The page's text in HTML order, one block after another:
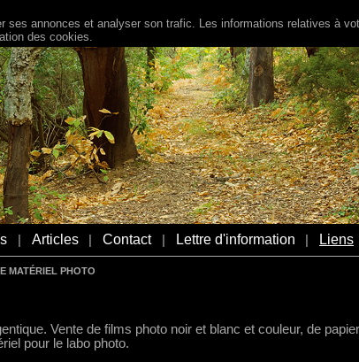
Articles Contact Lettre d'information Liens
MATÉRIEL PHOTO
Vente de films photo noir et blanc et couleur, de
pour le labo photo.
ses annonces et analyser son trafic. Les informations relatives à
des cookies.